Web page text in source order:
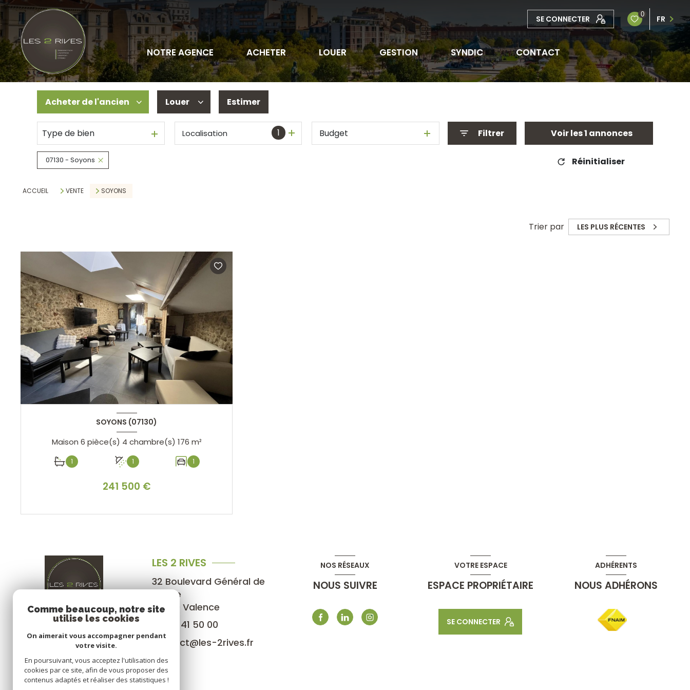
SE CONNECTER 0 FR
NOTRE AGENCE ACHETER LOUER GESTION SYNDIC CONTACT
Acheterde l'ancien
De l'ancien
Louer
à l'année
Estimer
Type de bien 1
Localisation Budget Filtrer Voir les1 annonces
07130 - Soyons Réinitialiser
ACCUEIL VENTE SOYONS
Trier par LES PLUS RÉCENTES
SOYONS (07130)
Maison 6 pièce(s) 4 chambre(s) 176 m²
1 1 1
241 500 €
LES 2 RIVES
32 Boulevard Général de
Gaulle
26000 Valence
04 75 41 50 00
contact@les-2rives.fr
NOS RÉSEAUX
NOUS SUIVRE
VOTRE ESPACE
ESPACE PROPRIÉTAIRE
SE CONNECTER
ADHÉRENTS
NOUS ADHÉRONS
Comme beaucoup, notre site
utilise les cookies
On aimerait vous accompagner pendant
votre visite.
En poursuivant, vous acceptez l'utilisation des
cookies par ce site, afin de vous proposer des
contenus adaptés et réaliser des statistiques !